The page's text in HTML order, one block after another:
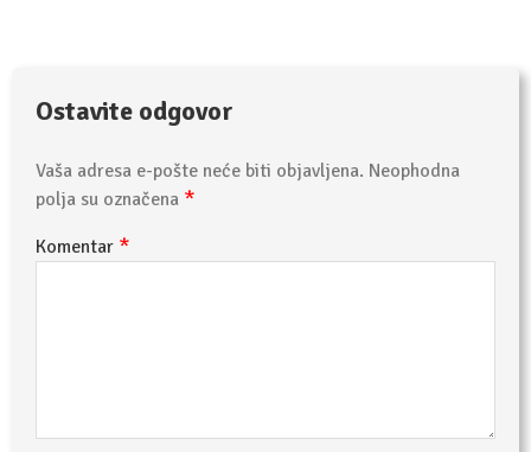
Ostavite odgovor
Vaša adresa e-pošte neće biti objavljena. Neophodna
polja su označena *
Komentar *